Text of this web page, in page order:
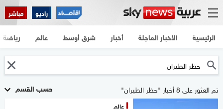
راديو مباشر
الرئيسية الأخبار العاجلة أخبار شرق أوسط عالم رياضة
حسب القسم تم العثور على 8 أخبار "حظر الطيران"
عالم